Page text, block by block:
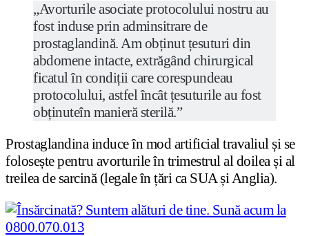
„Avorturile asociate protocolului nostru au
fost induse prin adminsitrare de
prostaglandină. Am obținut țesuturi din
abdomene intacte, extrăgând chirurgical
ficatul în condiții care corespundeau
protocolului, astfel încât țesuturile au fost
obținuteîn manieră sterilă.”
Prostaglandina induce în mod artificial travaliul și se
folosește pentru avorturile în trimestrul al doilea și al
treilea de sarcină (legale în țări ca SUA și Anglia).